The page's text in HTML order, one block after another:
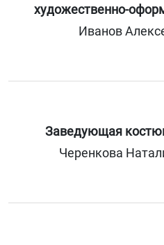
художественно-
Иванов
Заведующая
Черенкова